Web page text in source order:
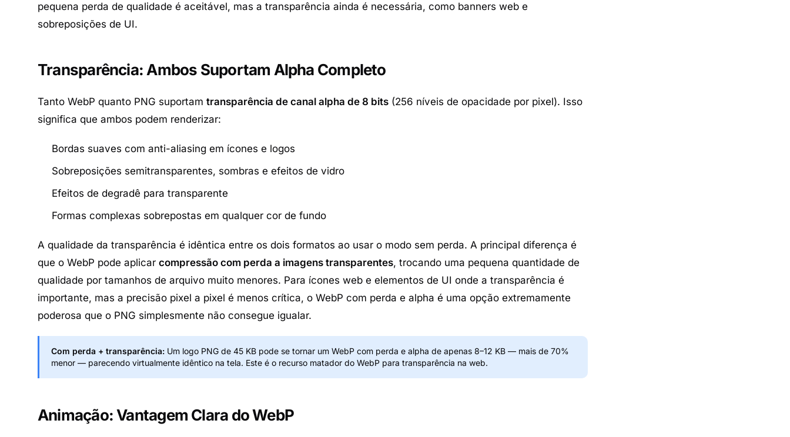
pequena perda de qualidade é aceitável, mas a transparência ainda é necessária, como banners web e
sobreposições de UI.
Transparência: Ambos Suportam Alpha Completo
Tanto WebP quanto PNG suportam transparência de canal alpha de 8 bits (256 níveis de opacidade por pixel). Isso
significa que ambos podem renderizar:
Bordas suaves com anti-aliasing em ícones e logos
Sobreposições semitransparentes, sombras e efeitos de vidro
Efeitos de degradê para transparente
Formas complexas sobrepostas em qualquer cor de fundo
A qualidade da transparência é idêntica entre os dois formatos ao usar o modo sem perda. A principal diferença é
que o WebP pode aplicar compressão com perda a imagens transparentes, trocando uma pequena quantidade de
qualidade por tamanhos de arquivo muito menores. Para ícones web e elementos de UI onde a transparência é
importante, mas a precisão pixel a pixel é menos crítica, o WebP com perda e alpha é uma opção extremamente
poderosa que o PNG simplesmente não consegue igualar.
Com perda + transparência: Um logo PNG de 45 KB pode se tornar um WebP com perda e alpha de apenas 8–12 KB — mais de 70%
menor — parecendo virtualmente idêntico na tela. Este é o recurso matador do WebP para transparência na web.
Animação: Vantagem Clara do WebP